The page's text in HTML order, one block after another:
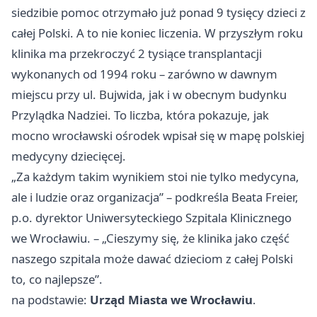
siedzibie pomoc otrzymało już ponad 9 tysięcy dzieci z
całej Polski. A to nie koniec liczenia. W przyszłym roku
klinika ma przekroczyć 2 tysiące transplantacji
wykonanych od 1994 roku – zarówno w dawnym
miejscu przy ul. Bujwida, jak i w obecnym budynku
Przylądka Nadziei. To liczba, która pokazuje, jak
mocno wrocławski ośrodek wpisał się w mapę polskiej
medycyny dziecięcej.
„Za każdym takim wynikiem stoi nie tylko medycyna,
ale i ludzie oraz organizacja” – podkreśla Beata Freier,
p.o. dyrektor Uniwersyteckiego Szpitala Klinicznego
we Wrocławiu. – „Cieszymy się, że klinika jako część
naszego szpitala może dawać dzieciom z całej Polski
to, co najlepsze”.
na podstawie: Urząd Miasta we Wrocławiu.